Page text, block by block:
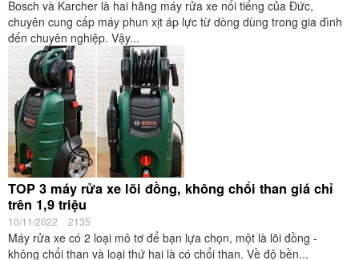
Bosch và Karcher là hai hãng máy rửa xe nổi tiếng của Đức,
chuyên cung cấp máy phun xịt áp lực từ dòng dùng trong gia đình
đến chuyên nghiệp. Vậy...
TOP 3 máy rửa xe lõi đồng, không chổi than giá chỉ
trên 1,9 triệu
10/11/2022 2135
Máy rửa xe có 2 loại mô tơ để bạn lựa chọn, một là lõi đồng -
không chổi than và loại thứ hai là có chổi than. Về độ bền...